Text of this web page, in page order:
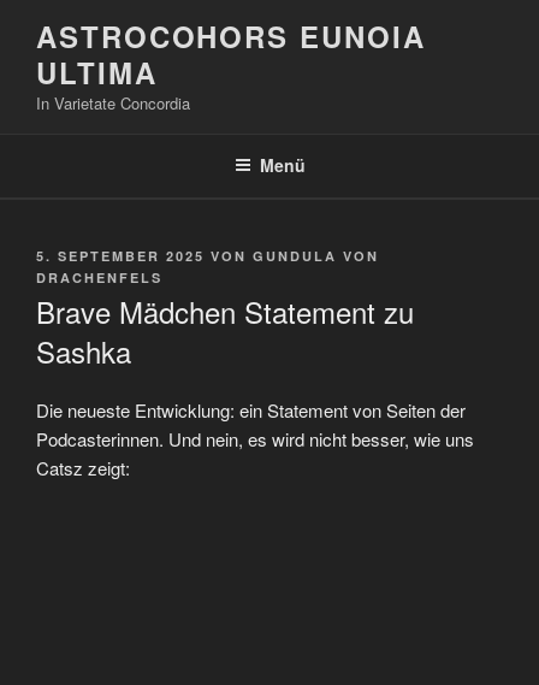
Inhalt
springen
ASTROCOHORS EUNOIA
ULTIMA
In Varietate Concordia
Menü
VERÖFFENTLICHT
AM
5. SEPTEMBER 2025 VON GUNDULA VON
DRACHENFELS
Brave Mädchen Statement zu
Sashka
Die neueste Entwicklung: ein Statement von Seiten der
Podcasterinnen. Und nein, es wird nicht besser, wie uns
Catsz zeigt: